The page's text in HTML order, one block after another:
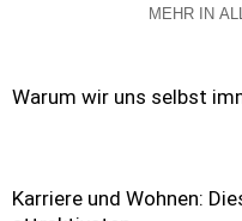
MEHR IN
Warum wir uns selbst
Karriere und Wohnen: